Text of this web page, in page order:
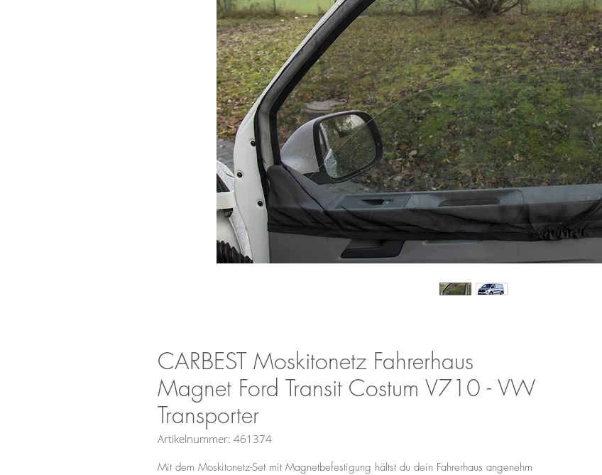
CARBEST Moskitonetz Fahrerhaus
Magnet Ford Transit Costum V710 - VW
Transporter
Artikelnummer: 461374
Mit dem Moskitonetz-Set mit Magnetbefestigung hältst du dein Fahrerhaus angenehm